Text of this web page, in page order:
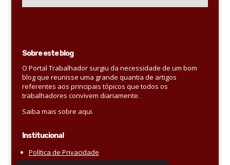
Sobre este blog
O Portal Trabalhador surgiu da necessidade de um bom
blog que reunisse uma grande quantia de artigos
referentes aos principais tópicos que todos os
trabalhadores convivem diariamente.
Saiba mais sobre aqui.
Institucional
Política de Privacidade